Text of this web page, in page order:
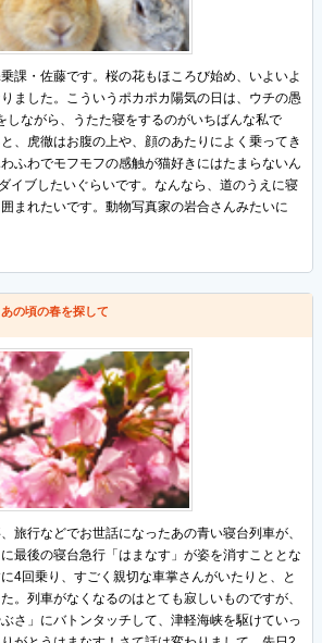
課・佐藤です。桜の花もほころび始め、いよいよ
ました。こういうポカポカ陽気の日は、ウチの愚
しながら、うたた寝をするのがいちばんな私で
、虎徹はお腹の上や、顔のあたりによく乗ってき
ふわでモフモフの感触が猫好きにはたまらないん
イブしたいぐらいです。なんなら、道のうえに寝
まれたいです。動物写真家の岩合さんみたいに
あの頃の春を探して
旅行などでお世話になったあの青い寝台列車が、
最後の寝台急行「はまなす」が姿を消すこととな
4回乗り、すごく親切な車掌さんがいたりと、と
。列車がなくなるのはとても寂しいものですが、
さ」にバトンタッチして、津軽海峡を駆けていっ